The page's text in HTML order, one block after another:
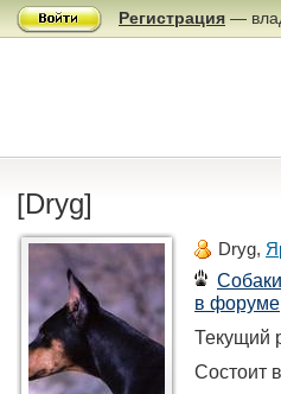
Регистрация —
[Dryg]
Dryg,
Собаки
в форуме
Текущий
Состоит